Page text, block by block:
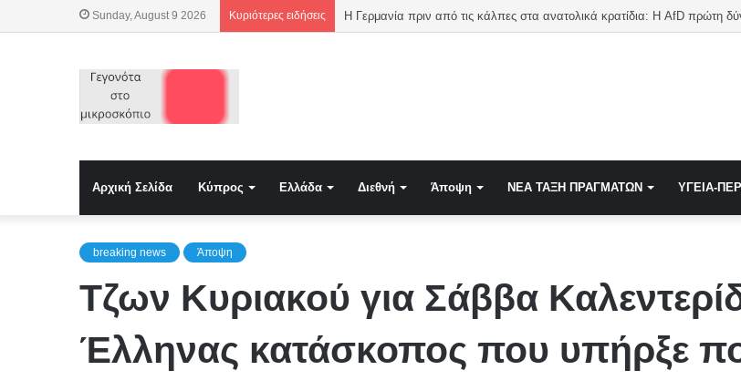
Sunday, August 9 2026 Κυριότερες ειδήσεις
Αρχική Σελίδα Κύπρος Ελλάδα Διεθνή Άποψη NEA TAΞΗ ΠΡΑΓΜΑΤΩΝ ΥΓΕΙΑ-
breaking news Άποψη
Τζων Κυριακού για Σάββα
Έλληνας κατάσκοπος που υπήρξε